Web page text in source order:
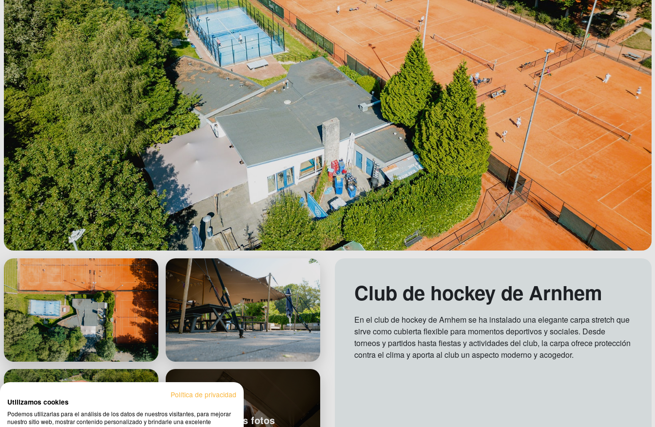
Ver más fotos
Club de hockey de Arnhem
En el club de hockey de Arnhem se ha instalado una elegante carpa stretch que
sirve como cubierta flexible para momentos deportivos y sociales. Desde
torneos y partidos hasta fiestas y actividades del club, la carpa ofrece protección
contra el clima y aporta al club un aspecto moderno y acogedor.
Política de privacidad
Utilizamos cookies
Podemos utilizarlas para el análisis de los datos de nuestros visitantes, para mejorar
nuestro sitio web, mostrar contenido personalizado y brindarle una excelente